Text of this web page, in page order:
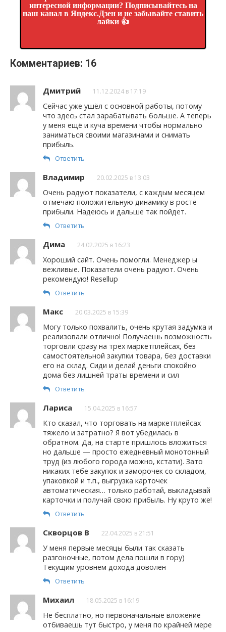
интересной информации? Подписывайтесь на
наш канал в Яндекс.Дзен и не забывайте ставить
лайки 👍
Комментариев: 16
Дмитрий 11.12.2024 в 17:19
Сейчас уже ушёл с основной работы, потому
что здесь стал зарабатывать больше. А теперь
у меня ещё и куча времени чтобы нормально
заниматься своими магазинами и снимать
прибыль.
Ответить
Владимир 20.02.2025 в 13:03
Очень радуют показатели, с каждым месяцем
отмечаю положительную динамику в росте
прибыли. Надеюсь и дальше так пойдет.
Ответить
Дима 24.02.2025 в 16:23
Хороший сайт. Очень помогли. Менеджер ы
вежливые. Показатели очень радуют. Очень
рекомендую! Resellup
Ответить
Макс 20.03.2025 в 15:39
Могу только похвалить, очень крутая задумка и
реализовали отлично! Получаешь возможность
торговли сразу на трех маркетплейсах, без
самостоятельной закупки товара, без доставки
его на склад. Сиди и делай деньги спокойно
дома без лишней траты времени и сил
Ответить
Лариса 15.04.2025 в 16:57
Кто сказал, что торговать на маркетплейсах
тяжело и затратно? Я вот убедилась в
обратном. Да, на старте пришлось вложиться
но дальше — просто ежедневный монотонный
труд (из любого города можно, кстати). Зато
никаких тебе закупок и заморочек со складом,
упаковкой и т.п., выгрузка карточек
автоматическая… только работай, выкладывай
карточки и получай свою прибыль. Ну круто же!
Ответить
Скворцов В 22.04.2025 в 21:51
У меня первые месяцы были так сказать
разгоночные, потом дела пошли в гору)
Текущим уровнем дохода доволен
Ответить
Михаил 18.05.2025 в 16:19
Не бесплатно, но первоначальные вложение
отбиваешь тут быстро, у меня по крайней мере